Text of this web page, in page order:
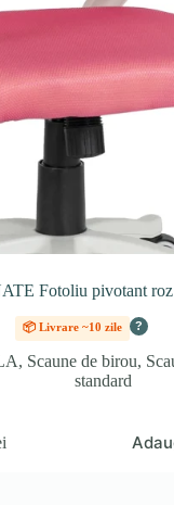
Fotoliu pivotant roz
📦 Livrare ~10 zile ?
, Scaune de birou,
standard